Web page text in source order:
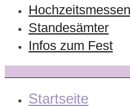
Hochzeitsmessen
Standesämter
Infos zum Fest
Startseite